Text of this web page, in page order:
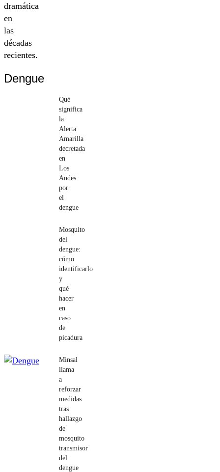
dramática
en
las
décadas
recientes.
Dengue
Qué
significa
la
Alerta
Amarilla
decretada
en
Los
Andes
por
el
dengue
Mosquito
del
dengue:
cómo
identificarlo
y
qué
hacer
en
caso
de
picadura
Minsal
llama
a
reforzar
medidas
tras
hallazgo
de
mosquito
transmisor
del
dengue